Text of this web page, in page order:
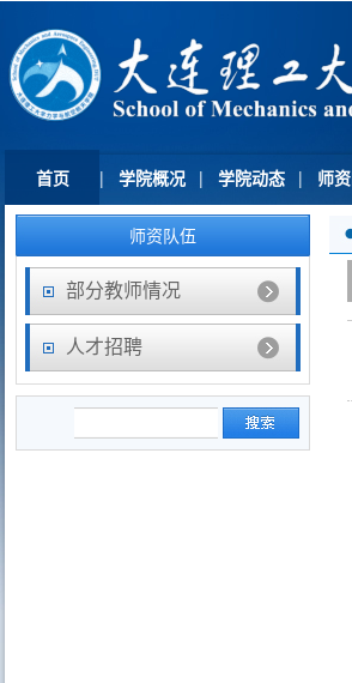
首页 | 学院概况 | 学院动态 | 师
师资队伍
部分教师情况
人才招聘